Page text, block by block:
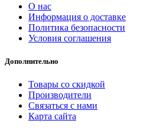
О нас
Информация о доставке
Политика безопасности
Условия соглашения
Дополнительно
Товары со скидкой
Производители
Связаться с нами
Карта сайта